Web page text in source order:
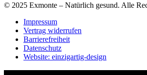
© 2025 Exmonte – Natürlich gesund. Alle
Impressum
Vertrag widerrufen
Barrierefreiheit
Datenschutz
Website: einzigartig-design